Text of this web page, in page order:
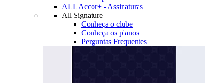
ALL Accor+ - Assinaturas
All Signature
Conheça o clube
Conheça os planos
Perguntas Frequentes